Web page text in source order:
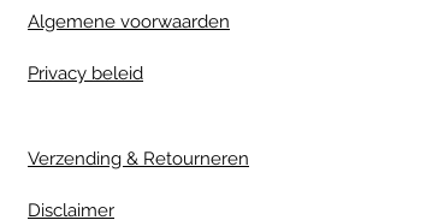
Algemene voorwaarden
Privacy beleid
Verzending & Retourneren
Disclaimer